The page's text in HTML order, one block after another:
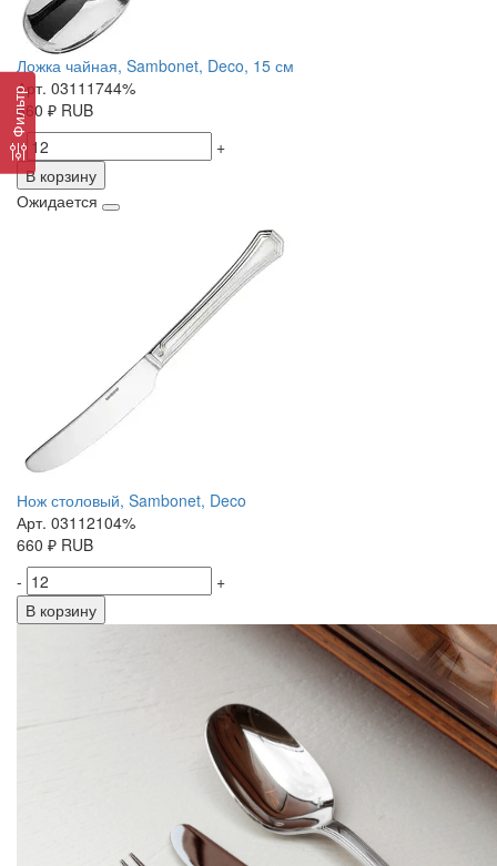
Фильтр
Ложка чайная, Sambonet, Deco, 15 см
Арт. 03111744%
860 ₽ RUB
-
+
В корзину
Ожидается
Нож столовый, Sambonet, Deco
Арт. 03112104%
660 ₽ RUB
-
+
В корзину